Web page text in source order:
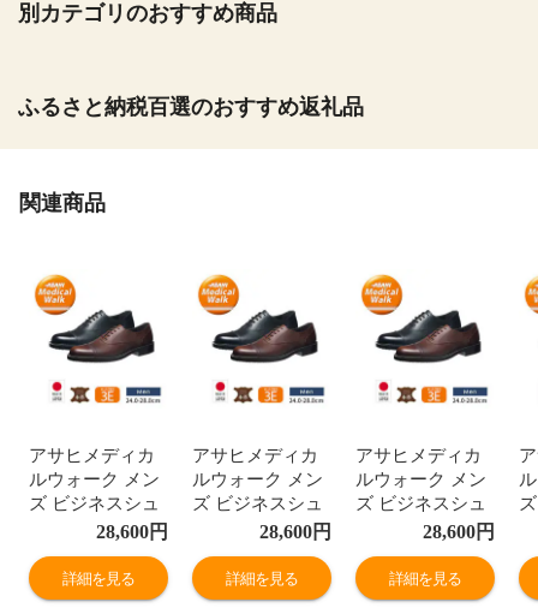
別カテゴリのおすすめ商品
ふるさと納税百選のおすすめ返礼品
関連商品
アサヒメディカ
ルウォーク メン
ズ ビジネスシュ
ーズ 本革 3e ス
トレートチップ
革靴 通勤 紳士靴
レースアップ 日
28,600円
詳細を見る
アサヒメディカ
ルウォーク メン
ズ ビジネスシュ
ーズ 本革 3e ス
トレートチップ
革靴 通勤 紳士靴
レースアップ 日
28,600円
詳細を見る
アサヒメディカ
ルウォーク メン
ズ ビジネスシュ
ーズ 本革 3e ス
トレートチップ
革靴 通勤 紳士靴
レースアップ 日
28,600円
詳細を見る